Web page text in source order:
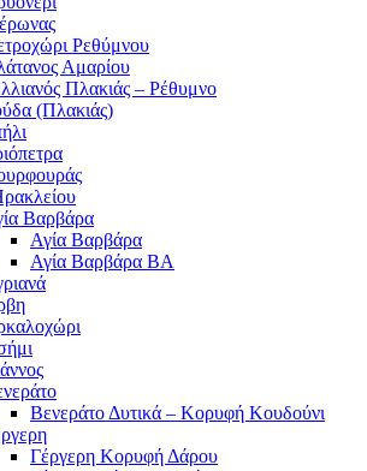
Ρεθύμνου
Αμαρίου
Πλακιάς – Ρέθυμνο
(Πλακιάς)
Βαρβάρα
Αγία Βαρβάρα
Αγία Βαρβάρα ΒΑ
Βενεράτο Δυτικά – Κορυφή Κουδούνι
Γέργερη Κορυφή Δάρου